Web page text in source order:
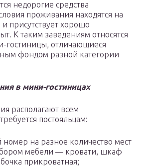
недорогие средства
проживания находятся на
присутствует хорошо
К таким заведениям относятся
гостиницы, отличающиеся
фондом разной категории
в мини-гостиницах
располагают всем
постояльцам:
на разное количество мест
мебели — кровати, шкаф
прикроватная;